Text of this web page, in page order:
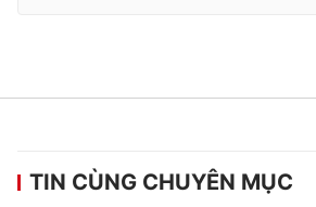
TIN CÙNG CHUYÊN MỤC